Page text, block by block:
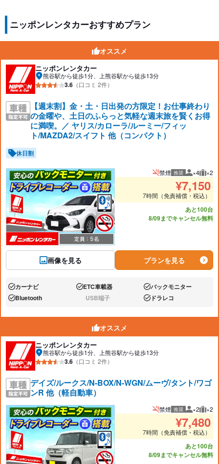
ニッポンレンタカーおすすめプラン
オススメ
ニッポンレンタカー
熊谷駅から徒歩1分、上熊谷駅から徒歩13分
3.6 （口コミ 2件）
【週末割】金・土・日出発の方限定！お仕事終わり
の金曜や、土日のふらっと気軽な週末旅を賢くお得
に満喫。／ ヤリス/カローラ/ルーミー/フィッ
ト/MAZDA2/スイフト 他（コンパクト）
休日割
画像を見る
禁煙 推奨 推奨人数
×4 推奨
×2
¥7,150
7時間（免責補償・税込）
あと100台
8/09までキャンセル無料
プランを見る
あり:カーナビ あり:ETC車載器 あり:バックモニター
あり:Bluetooth なし:USB端子 あり:ドラレコ
オススメ
ニッポンレンタカー
熊谷駅から徒歩1分、上熊谷駅から徒歩13分
3.6 （口コミ 2件）
デイズ/ルークス/N-BOX/N-WGN/ムーヴ/タント/ワゴ
ンR 他（軽自動車）
禁煙 推奨 推奨人数
×2 推奨
×2
¥7,480
7時間（免責補償・税込）
あと100台
8/09までキャンセル無料